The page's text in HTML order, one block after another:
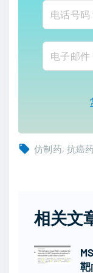
仿制药 抗癌
相关文
靶